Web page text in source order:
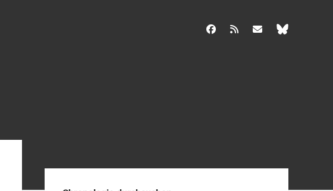
facebook info@aida-archiv.de